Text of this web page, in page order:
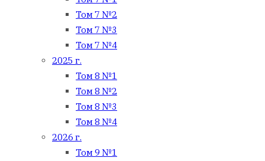
Том 7 №2
Том 7 №3
Том 7 №4
2025 г.
Том 8 №1
Том 8 №2
Том 8 №3
Том 8 №4
2026 г.
Том 9 №1